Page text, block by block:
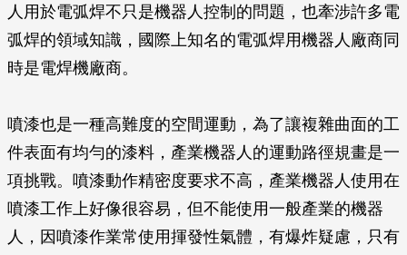
人用於電弧焊不只是機器人控制的問題，也牽涉許多電
弧焊的領域知識，國際上知名的電弧焊用機器人廠商同
時是電焊機廠商。
噴漆也是一種高難度的空間運動，為了讓複雜曲面的工
件表面有均勻的漆料，產業機器人的運動路徑規畫是一
項挑戰。噴漆動作精密度要求不高，產業機器人使用在
噴漆工作上好像很容易，但不能使用一般產業的機器
人，因噴漆作業常使用揮發性氣體，有爆炸疑慮，只有